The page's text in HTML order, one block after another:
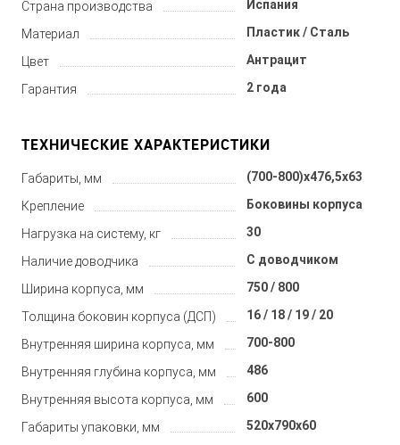
Страна производства Испания
Материал Пластик / Сталь
Цвет Антрацит
Гарантия 2 года
ТЕХНИЧЕСКИЕ ХАРАКТЕРИСТИКИ
Габариты, мм (700-800)x476,5x63
Крепление Боковины корпуса
Нагрузка на систему, кг 30
Наличие доводчика С доводчиком
Ширина корпуса, мм 750 / 800
Толщина боковин корпуса (ДСП) 16 / 18 / 19 / 20
Внутренняя ширина корпуса, мм 700-800
Внутренняя глубина корпуса, мм 486
Внутренняя высота корпуса, мм 600
Габариты упаковки, мм 520x790x60